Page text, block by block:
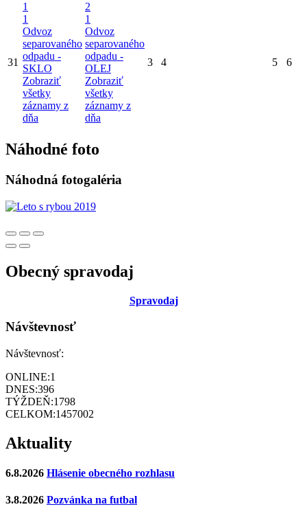
31
1
1
Odvoz
separovaného
odpadu -
SKLO
Zobraziť
všetky
záznamy z
dňa
2
1
Odvoz
separovaného
odpadu -
OLEJ
Zobraziť
všetky
záznamy z
dňa
3 4 5 6
Náhodné foto
Náhodná fotogaléria
Obecný spravodaj
Spravodaj
Návštevnosť
Návštevnosť:
ONLINE:1
DNES:396
TÝŽDEŇ:1798
CELKOM:1457002
Aktuality
6.8.2026 Hlásenie obecného rozhlasu
3.8.2026 Pozvánka na futbal